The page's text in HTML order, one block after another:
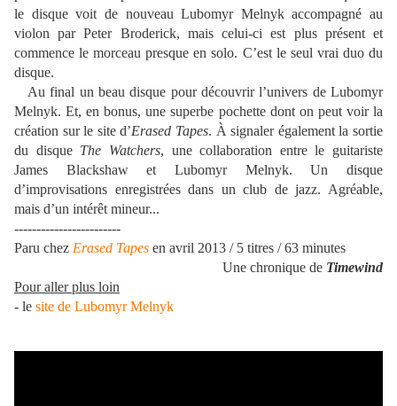
le disque voit de nouveau Lubomyr Melnyk accompagné au
violon par Peter Broderick, mais celui-ci est plus présent et
commence le morceau presque en solo. C’est le seul vrai duo du
disque.
Au final un beau disque pour découvrir l’univers de Lubomyr
Melnyk. Et, en bonus, une superbe pochette dont on peut voir la
création sur le site d’Erased Tapes. À signaler également la sortie
du disque The Watchers, une collaboration entre le guitariste
James Blackshaw et Lubomyr Melnyk. Un disque
d’improvisations enregistrées dans un club de jazz. Agréable,
mais d’un intérêt mineur...
------------------------
Paru chez Erased Tapes en avril 2013 / 5 titres / 63 minutes
Une chronique de Timewind
Pour aller plus loin
- le site de Lubomyr Melnyk